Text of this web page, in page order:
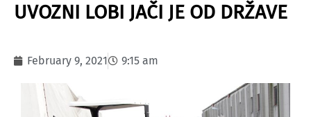
UVOZNI LOBI JAČI JE OD DRŽAVE
February 9, 2021 9:15 am